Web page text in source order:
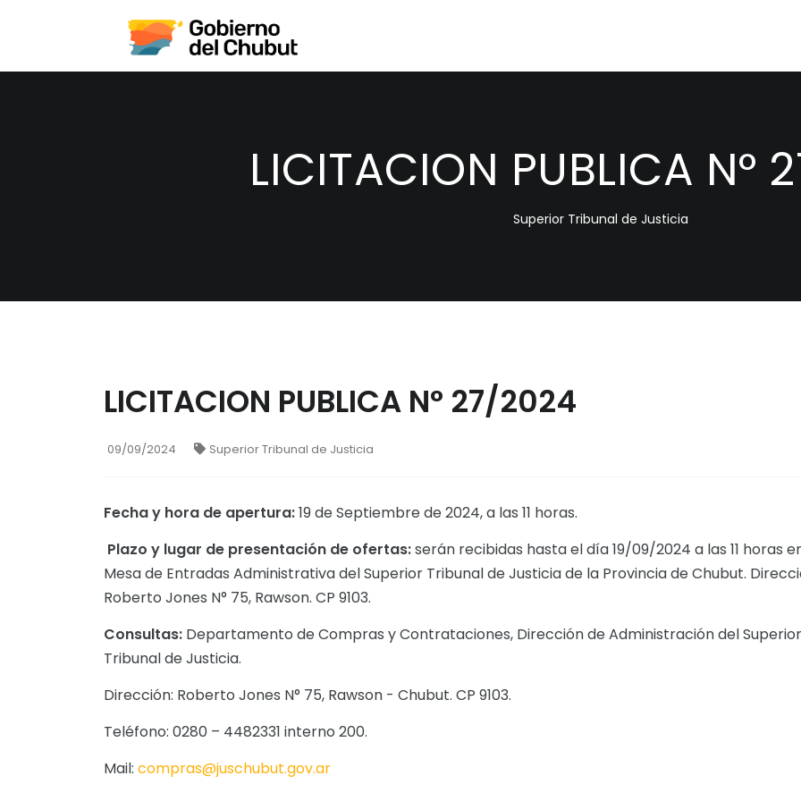
LICITACION PUBLICA N°
Superior Tribunal de Justicia
LICITACION PUBLICA N° 27/2024
09/09/2024 Superior Tribunal de Justicia
Fecha y hora de apertura:19 de Septiembre de 2024, a las 11 horas.
Plazo y lugar de presentación de ofertas:serán recibidas hasta el día 19/09/2024 a las 11 horas
Mesa de Entradas Administrativa del Superior Tribunal de Justicia de la Provincia de Chubut.
Roberto Jones N° 75, Rawson. CP 9103.
Consultas: Departamento de Compras y Contrataciones, Dirección de Administración del Superior
Tribunal de Justicia.
Dirección: Roberto Jones N° 75, Rawson - Chubut. CP 9103.
Teléfono: 0280 – 4482331 interno 200.
Mail: compras@juschubut.gov.ar